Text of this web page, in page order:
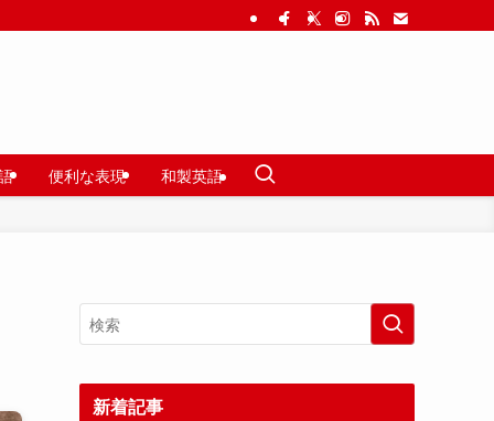
便利な表現 和製英語
新着記事